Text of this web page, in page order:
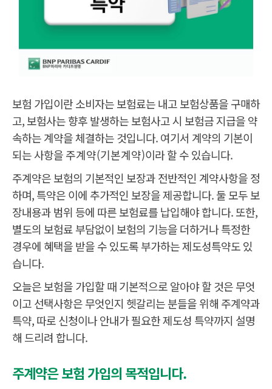
보험 가입이란 소비자는 보험료는 내고 보험상품을 구매하
고, 보험사는 향후 발생하는 보험사고 시 보험금 지급을 약
속하는 계약을 체결하는 것입니다. 여기서 계약의 기본이
되는 사항을주계약(기본계약)이라 할 수 있습니다.
주계약은 보험의 기본적인 보장과 전반적인 계약사항을 정
하며, 특약은 이에 추가적인 보장을 제공합니다. 둘 모두 보
장내용과 범위 등에 따른 보험료를 납입해야 합니다. 또한,
별도의 보험료 부담없이 보험의 기능을 더하거나 특정한
경우에 혜택을 받을 수 있도록 부가하는 제도성특약도 있
습니다.
오늘은 보험을 가입할 때 기본적으로 알아야 할 것은 무엇
이고 선택사항은 무엇인지 헷갈리는 분들을 위해 주계약과
특약, 따로 신청이나 안내가 필요한 제도성 특약까지 설명
해 드리려 합니다.
주계약은 보험 가입의 목적입니다.